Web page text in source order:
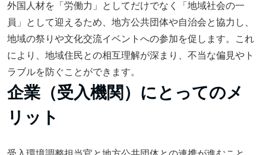
外国人材を「労働力」としてだけでなく「地域社会の一
員」として迎えるため、地方公共団体や自治会と協力し、
地域の祭りや文化交流イベントへの参加を促します。これ
により、地域住民との相互理解が深まり、不当な偏見やト
ラブルを防ぐことができます。
企業（受入機関）にとってのメ
リット